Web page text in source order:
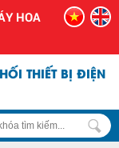
HOA
THIẾT BỊ ĐIỆN